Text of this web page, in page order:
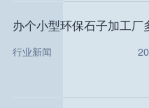
办个小型环保石子加工厂
行业新闻